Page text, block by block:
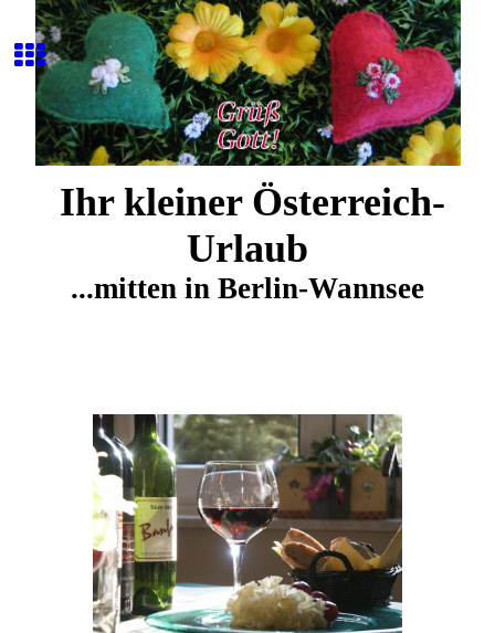
Ihr kleiner Österreich-
Urlaub
...mitten in Berlin-Wannsee